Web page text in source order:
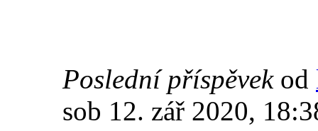
Poslední příspěvekod
sob 12. zář 2020,